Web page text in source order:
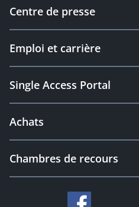
Centre de presse
Emploi et carrière
Single Access Portal
Achats
Chambres de recours